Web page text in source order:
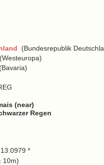
(Bundesrepublik
(near)
Regen
*
10m)